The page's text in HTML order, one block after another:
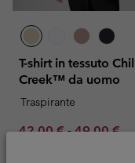
T-shirt in tessuto
Creek™ da uomo
Traspirante
Minimum sale price:
42,00 €-Maximum
49,00 €